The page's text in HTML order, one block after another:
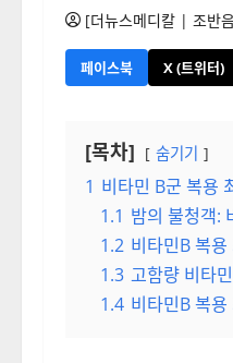
[더뉴스메디칼 | 조반
페이스북 X (트위터)
[목차] 숨기기
1 비타민 B군 복용
1.1 밤의 불청객:
1.2 비타민B 복
1.3 고함량 비타
1.4 비타민B 복